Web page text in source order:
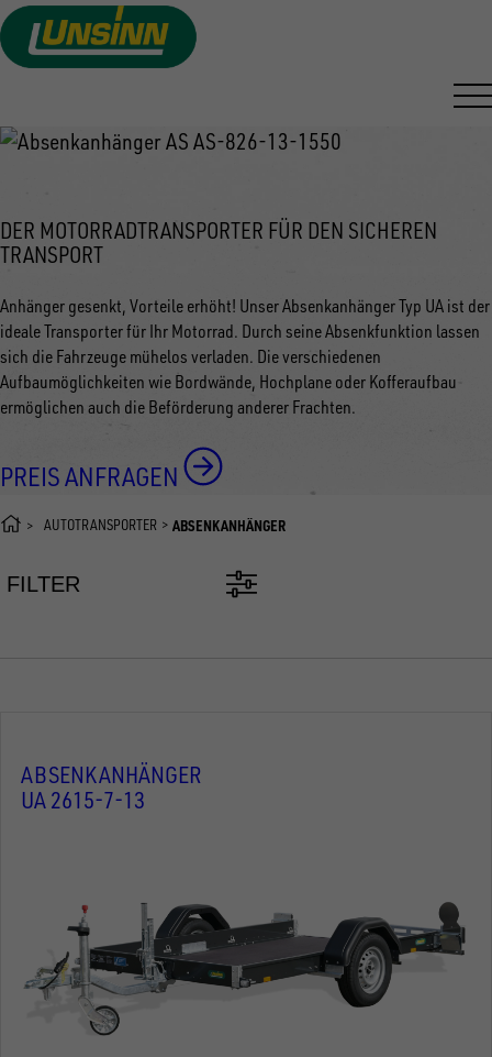
Direkt
zum
ABSENKANHÄNGER
DER MOTORRADTRANSPORTER FÜR DEN SICHEREN
TRANSPORT
Anhänger gesenkt, Vorteile erhöht! Unser Absenkanhänger Typ UA ist der
ideale Transporter für Ihr Motorrad. Durch seine Absenkfunktion lassen
sich die Fahrzeuge mühelos verladen. Die verschiedenen
Aufbaumöglichkeiten wie Bordwände, Hochplane oder Kofferaufbau
ermöglichen auch die Beförderung anderer Frachten.
PREIS ANFRAGEN
AUTOTRANSPORTER ABSENKANHÄNGER
FILTER
ABSENKANHÄNGER
UA 2615-7-13